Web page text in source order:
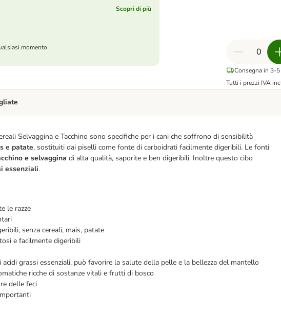
Scopri di più
momento
Consegna in 3-
Tutti i prezzi IVA
Selvaggina e Tacchino sono specifiche per i cani che soffrono di sensibilità
e patate, sostituiti dai piselli come fonte di carboidrati facilmente digeribili. Le fonti
e selvaggina di alta qualità, saporite e ben digeribili. Inoltre questo cibo
essenziali.
le razze
senza cereali, mais, patate
e facilmente digeribili
grassi essenziali, può favorire la salute della pelle e la bellezza del mantello
ricche di sostanze vitali e frutti di bosco
delle feci